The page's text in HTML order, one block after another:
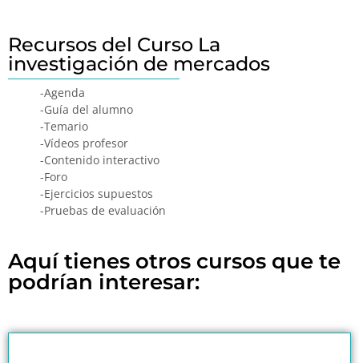
Recursos del Curso La
investigación de mercados
-Agenda
-Guía del alumno
-Temario
-Vídeos profesor
-Contenido interactivo
-Foro
-Ejercicios supuestos
-Pruebas de evaluación
Aquí tienes otros cursos que te
podrían interesar: